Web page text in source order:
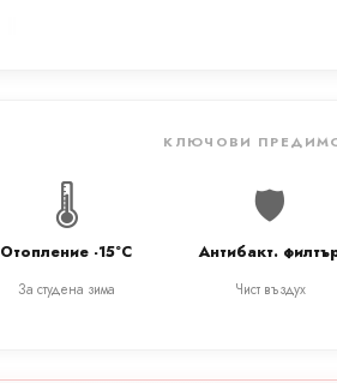
КЛЮЧОВИ
🌡️
Отопление -15°C
За студена зима
🛡️
Антибакт.
Чист въздух